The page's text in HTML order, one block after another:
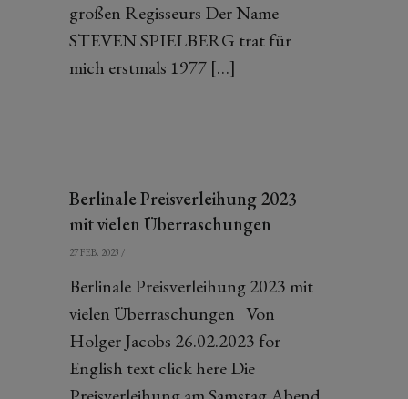
großen Regisseurs Der Name
STEVEN SPIELBERG trat für
mich erstmals 1977 […]
Berlinale Preisverleihung 2023
mit vielen Überraschungen
27 FEB. 2023 /
Berlinale Preisverleihung 2023 mit
vielen Überraschungen Von
Holger Jacobs 26.02.2023 for
English text click here Die